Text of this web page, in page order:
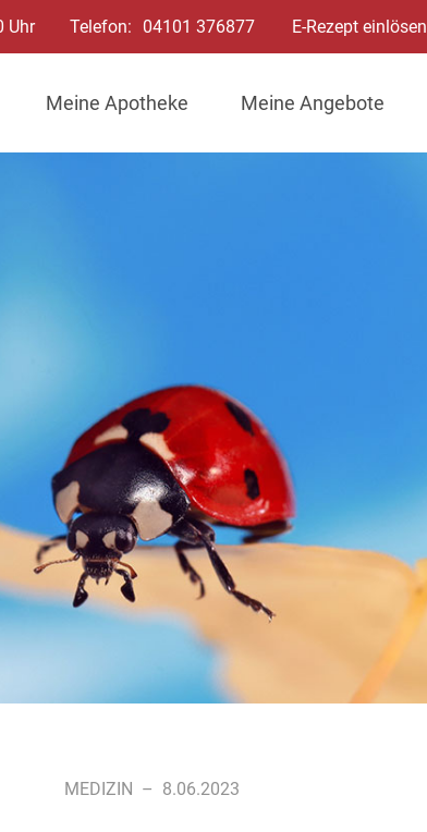
Uhr Telefon: 04101 376877 E-Rezept einlösen
Meine Apotheke Meine Angebote
MEDIZIN – 8.06.2023